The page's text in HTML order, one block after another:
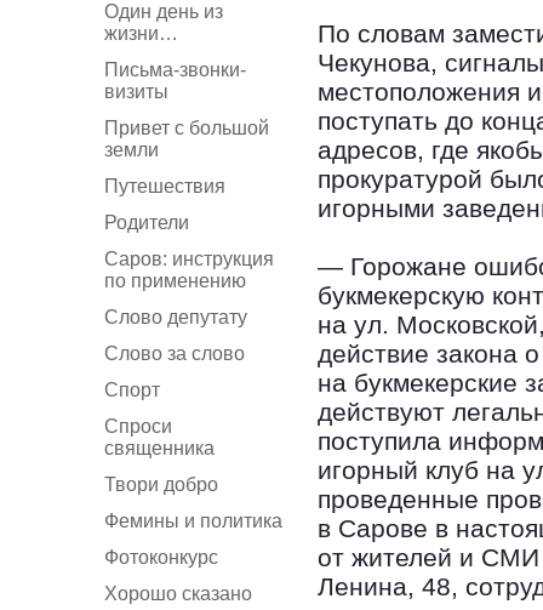
Один день из
жизни…
Письма-звонки-
визиты
Привет с большой
земли
Путешествия
Родители
Саров: инструкция
по применению
Слово депутату
Слово за слово
Спорт
Спроси
священника
Твори добро
Фемины и политика
Фотоконкурс
Хорошо сказано
По словам
Чекунова,
местоположения
поступать до
адресов, где
прокуратурой
игорными
— Горожане
букмекерскую
на ул.
действие закона
на букмекерские
действуют
поступила
игорный клуб на
проведенные
в Сарове в
от жителей и
Ленина, 48,